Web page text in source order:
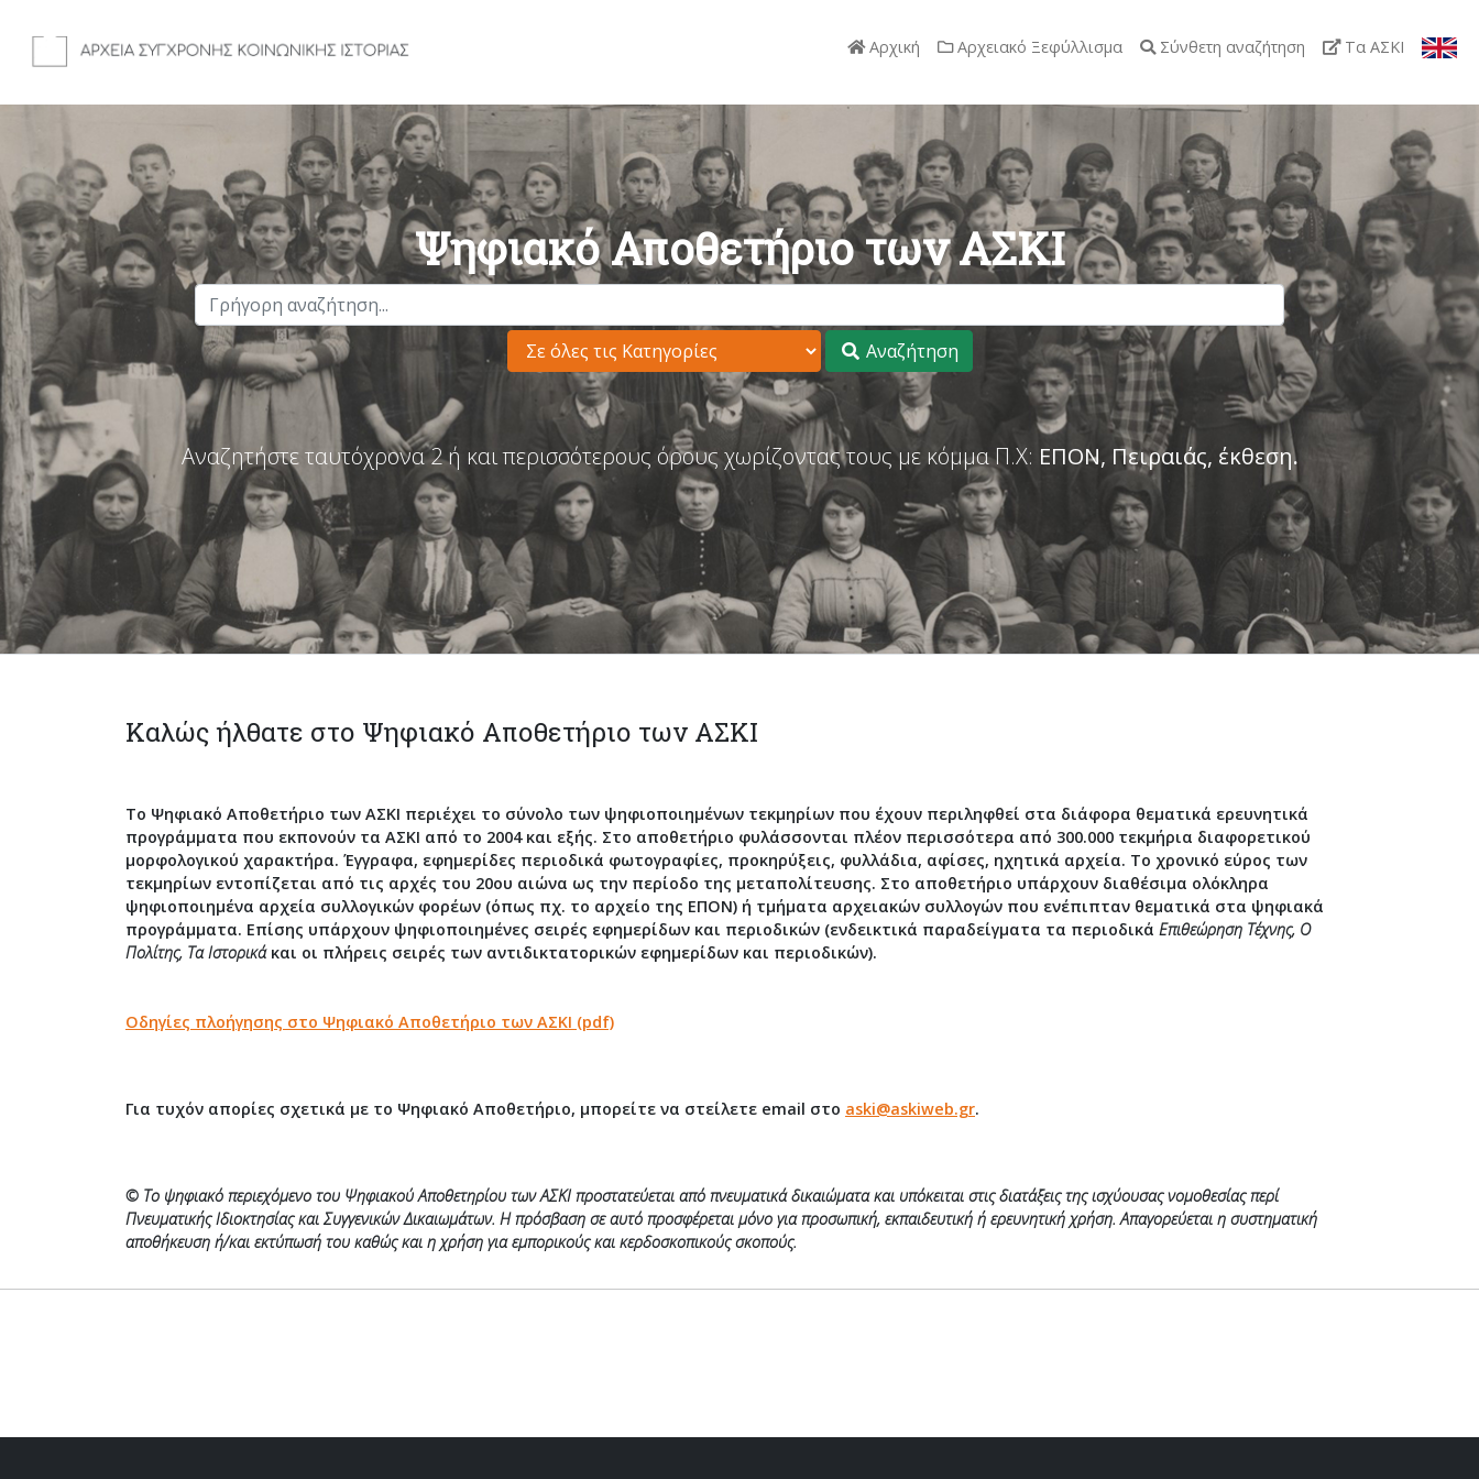
Αρχική Αρχειακό Ξεφύλλισμα Σύνθετη αναζήτηση Τα ΑΣΚΙ
Ψηφιακό Αποθετήριο των ΑΣΚΙ
Αναζήτηση
Αναζητήστε ταυτόχρονα 2 ή και περισσότερους όρους χωρίζοντας τους με κόμμα Π.Χ: ΕΠΟΝ, Πειραιάς, έκθεση.
Καλώς ήλθατε στο Ψηφιακό Αποθετήριο των ΑΣΚΙ
Το Ψηφιακό Αποθετήριο των ΑΣΚΙ περιέχει το σύνολο των ψηφιοποιημένων τεκμηρίων που έχουν περιληφθεί στα διάφορα θεματικά ερευνητικά
προγράμματα που εκπονούν τα ΑΣΚΙ από το 2004 και εξής. Στο αποθετήριο φυλάσσονται πλέον περισσότερα από 300.000 τεκμήρια διαφορετικού
μορφολογικού χαρακτήρα. Έγγραφα, εφημερίδες περιοδικά φωτογραφίες, προκηρύξεις, φυλλάδια, αφίσες, ηχητικά αρχεία. Το χρονικό εύρος των
τεκμηρίων εντοπίζεται από τις αρχές του 20ου αιώνα ως την περίοδο της μεταπολίτευσης. Στο αποθετήριο υπάρχουν διαθέσιμα ολόκληρα
ψηφιοποιημένα αρχεία συλλογικών φορέων (όπως πχ. το αρχείο της ΕΠΟΝ) ή τμήματα αρχειακών συλλογών που ενέπιπταν θεματικά στα ψηφιακά
προγράμματα. Επίσης υπάρχουν ψηφιοποιημένες σειρές εφημερίδων και περιοδικών (ενδεικτικά παραδείγματα τα περιοδικά Επιθεώρηση Τέχνης, O
Πολίτης, Τα Ιστορικάκαι οι πλήρεις σειρές των αντιδικτατορικών εφημερίδων και περιοδικών).
Οδηγίες πλοήγησης στο Ψηφιακό Αποθετήριο των ΑΣΚΙ (pdf)
Για τυχόν απορίες σχετικά με το Ψηφιακό Αποθετήριο, μπορείτε να στείλετε email στο aski@askiweb.gr.
© Το ψηφιακό περιεχόμενο του Ψηφιακού Αποθετηρίου των ΑΣΚΙ προστατεύεται από πνευματικά δικαιώματα και υπόκειται στις διατάξεις της ισχύουσας νομοθεσίας περί
Πνευματικής Ιδιοκτησίας και Συγγενικών Δικαιωμάτων. Η πρόσβαση σε αυτό προσφέρεται μόνο για προσωπική, εκπαιδευτική ή ερευνητική χρήση. Απαγορεύεται η συστηματική
αποθήκευση ή/και εκτύπωσή του καθώς και η χρήση για εμπορικούς και κερδοσκοπικούς σκοπούς.